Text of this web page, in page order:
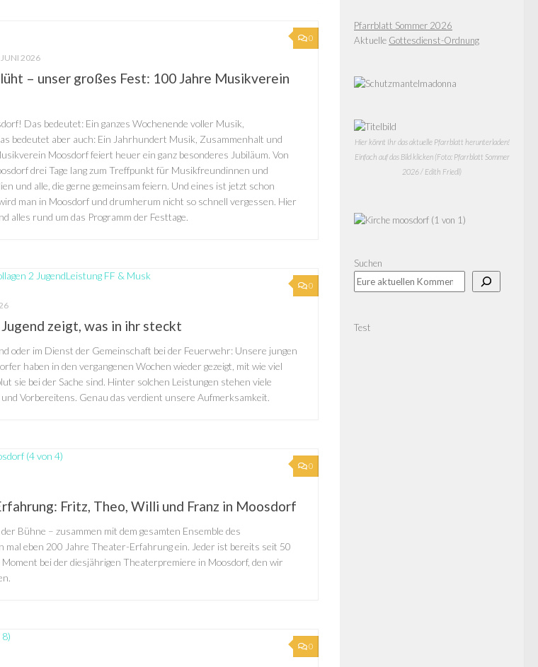
0
JUNI 2026
– unser großes Fest: 100 Jahre Musikverein
Das bedeutet: Ein ganzes Wochenende voller Musik,
bedeutet aber auch: Ein Jahrhundert Musik, Zusammenhalt und
Moosdorf feiert heuer ein ganz besonderes Jubiläum. Von
drei Tage lang zum Treffpunkt für Musikfreundinnen und
und alle, die gerne gemeinsam feiern. Und eines ist jetzt schon
man in Moosdorf und drumherum nicht so schnell vergessen. Hier
alles rund um das Programm der Festtage.
0
zeigt, was in ihr steckt
oder im Dienst der Gemeinschaft bei der Feuerwehr: Unsere jungen
haben in den vergangenen Wochen wieder gezeigt, mit wie viel
sie bei der Sache sind. Hinter solchen Leistungen stehen viele
Vorbereitens. Genau das verdient unsere Aufmerksamkeit.
0
Fritz, Theo, Willi und Franz in Moosdorf
Bühne – zusammen mit dem gesamten Ensemble des
mal eben 200 Jahre Theater-Erfahrung ein. Jeder ist bereits seit 50
Moment bei der diesjährigen Theaterpremiere in Moosdorf, den wir
0
Pfarrblatt Sommer 2026
Aktuelle Gottesdienst-Ordnung
Hier könnt Ihr das aktuelle Pfarrblatt herunterladen!
Einfach auf das Bild klicken (Foto: Pfarrblatt Sommer
2026 / Edith Friedl)
Suchen
Test